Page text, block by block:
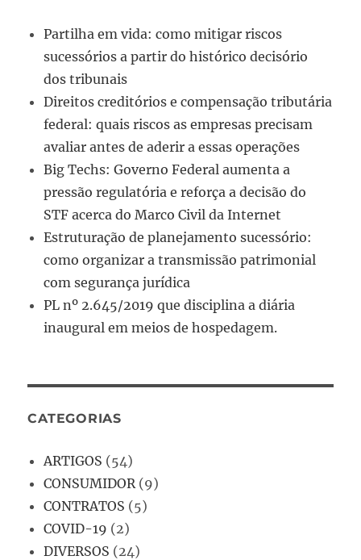
Partilha em vida: como mitigar riscos
sucessórios a partir do histórico decisório
dos tribunais
Direitos creditórios e compensação tributária
federal: quais riscos as empresas precisam
avaliar antes de aderir a essas operações
Big Techs: Governo Federal aumenta a
pressão regulatória e reforça a decisão do
STF acerca do Marco Civil da Internet
Estruturação de planejamento sucessório:
como organizar a transmissão patrimonial
com segurança jurídica
PL nº 2.645/2019 que disciplina a diária
inaugural em meios de hospedagem.
CATEGORIAS
ARTIGOS (54)
CONSUMIDOR (9)
CONTRATOS (5)
COVID-19 (2)
DIVERSOS (24)